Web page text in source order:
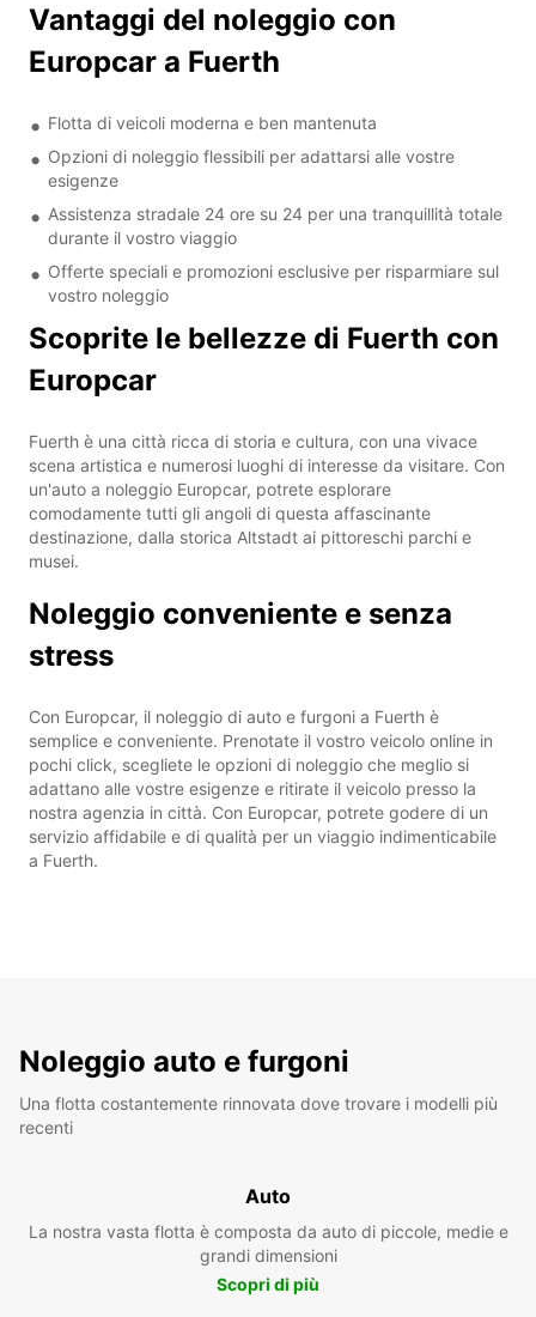
Vantaggi del noleggio con
Europcar a Fuerth
Flotta di veicoli moderna e ben mantenuta
Opzioni di noleggio flessibili per adattarsi alle vostre
esigenze
Assistenza stradale 24 ore su 24 per una tranquillità totale
durante il vostro viaggio
Offerte speciali e promozioni esclusive per risparmiare sul
vostro noleggio
Scoprite le bellezze di Fuerth con
Europcar
Fuerth è una città ricca di storia e cultura, con una vivace
scena artistica e numerosi luoghi di interesse da visitare. Con
un'auto a noleggio Europcar, potrete esplorare
comodamente tutti gli angoli di questa affascinante
destinazione, dalla storica Altstadt ai pittoreschi parchi e
musei.
Noleggio conveniente e senza
stress
Con Europcar, il noleggio di auto e furgoni a Fuerth è
semplice e conveniente. Prenotate il vostro veicolo online in
pochi click, scegliete le opzioni di noleggio che meglio si
adattano alle vostre esigenze e ritirate il veicolo presso la
nostra agenzia in città. Con Europcar, potrete godere di un
servizio affidabile e di qualità per un viaggio indimenticabile
a Fuerth.
Noleggio auto e furgoni
Una flotta costantemente rinnovata dove trovare i modelli più
recenti
Auto
La nostra vasta flotta è composta da auto di piccole, medie e
grandi dimensioni
Scopri di più